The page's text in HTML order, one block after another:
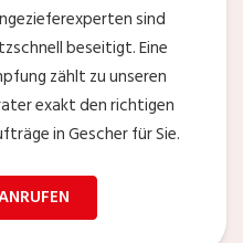
sind
beseitigt. Eine
zählt zu unseren
exakt den richtigen
in Gescher für Sie.